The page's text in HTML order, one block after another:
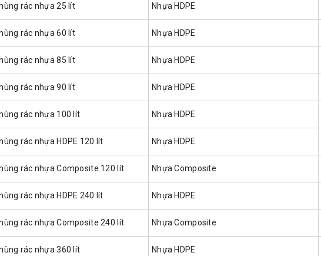
rác nhựa 25 lít Nhựa HDPE
rác nhựa 60 lít Nhựa HDPE
rác nhựa 85 lít Nhựa HDPE
rác nhựa 90 lít Nhựa HDPE
rác nhựa 100 lít Nhựa HDPE
rác nhựa HDPE 120 lít Nhựa HDPE
rác nhựa Composite 120 lít Nhựa Composite
rác nhựa HDPE 240 lít Nhựa HDPE
rác nhựa Composite 240 lít Nhựa Composite
rác nhựa 360 lít Nhựa HDPE